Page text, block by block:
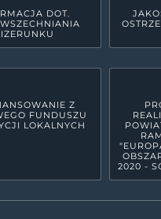
DOT.
Z
FUNDUSZU
LOKALNYCH
2020 -